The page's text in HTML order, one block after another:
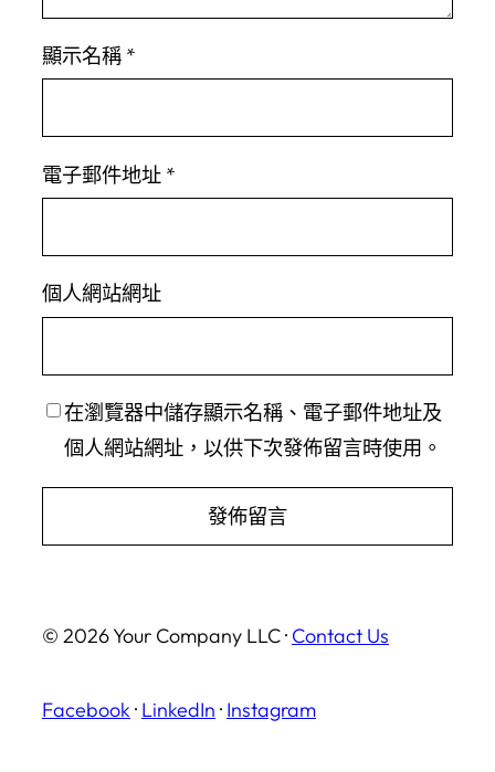
顯示名稱 *
電子郵件地址 *
個人網站網址
在瀏覽器中儲存顯示名稱、電子郵件地址及
個人網站網址，以供下次發佈留言時使用。
© 2026 Your Company LLC · Contact Us
Facebook · LinkedIn · Instagram